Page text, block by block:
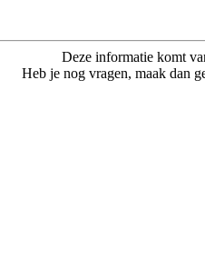
Deze informatie komt
Heb je nog vragen, maak dan